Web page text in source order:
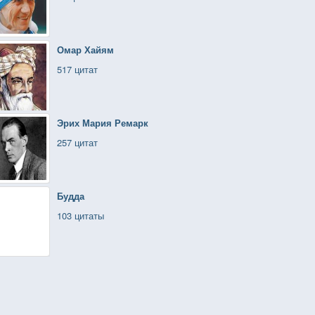
Омар Хайям
517 цитат
Эрих Мария Ремарк
257 цитат
Будда
103 цитаты